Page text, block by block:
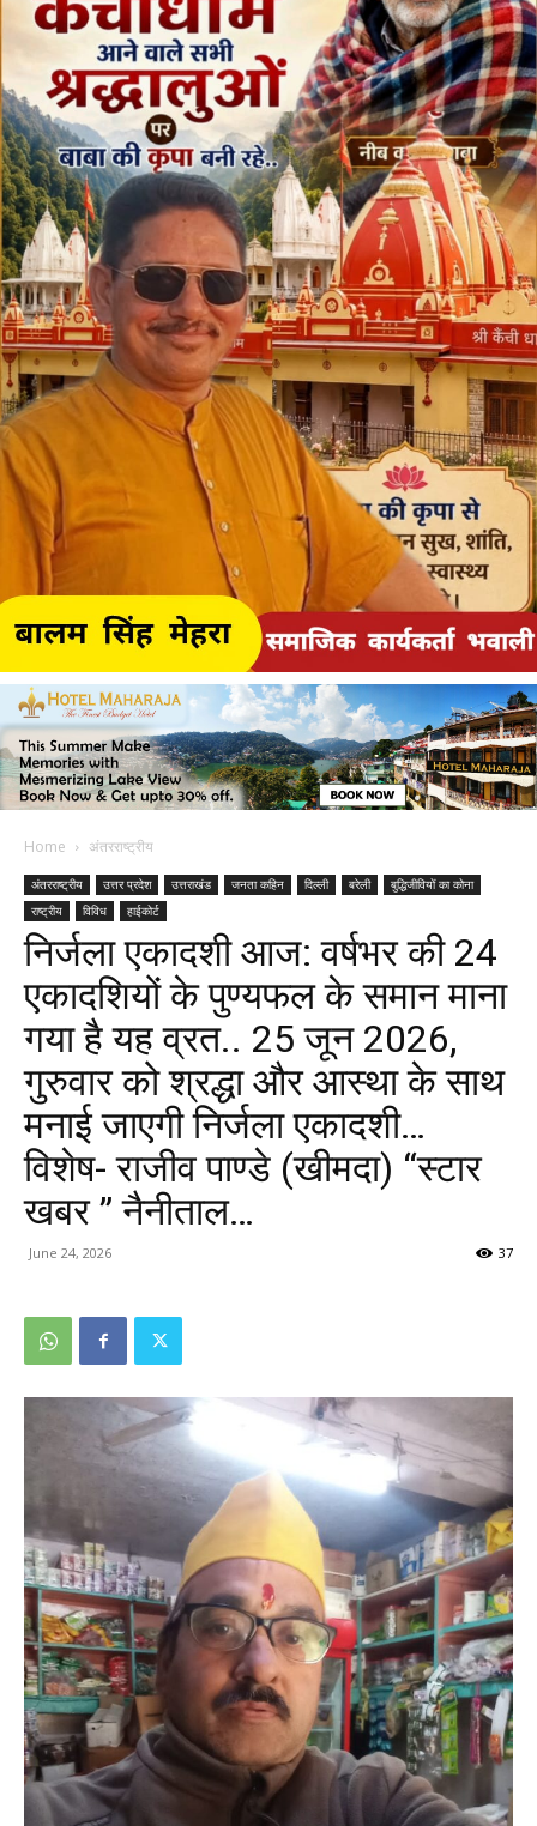
Home अंतरराष्ट्रीय
अंतरराष्ट्रीय उत्तर प्रदेश उत्तराखंड जनता कहिन दिल्ली बरेली
बुद्धिजीवियों का कोना
राष्ट्रीय
विविध हाईकोर्ट
निर्जला एकादशी आज: वर्षभर की 24
एकादशियों के पुण्यफल के समान माना
गया है यह व्रत.. 25 जून 2026,
गुरुवार को श्रद्धा और आस्था के साथ
मनाई जाएगी निर्जला एकादशी…
विशेष- राजीव पाण्डे (खीमदा) “स्टार
खबर ” नैनीताल…
June 24, 2026 37